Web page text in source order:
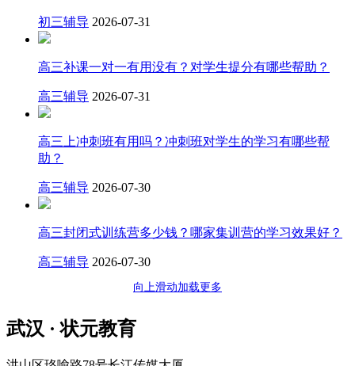
初三辅导 2026-07-31
高三补课一对一有用没有？对学生提分有哪些帮助？
高三辅导 2026-07-31
高三上冲刺班有用吗？冲刺班对学生的学习有哪些帮
助？
高三辅导 2026-07-30
高三封闭式训练营多少钱？哪家集训营的学习效果好？
高三辅导 2026-07-30
向上滑动加载更多
武汉 · 状元教育